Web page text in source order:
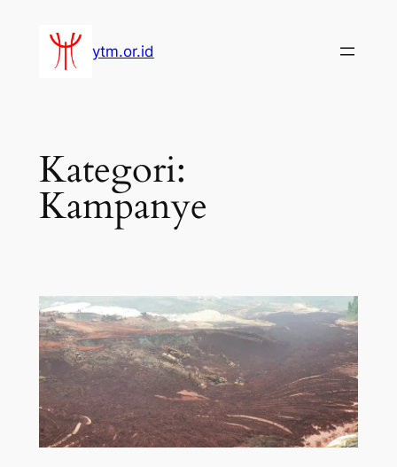
konten
ytm.or.id
Kategori:
Kampanye